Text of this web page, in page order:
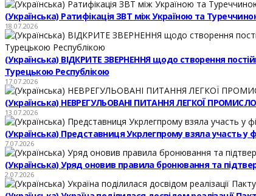
(Українська) Ратифікація ЗВТ між Україною та
18.07.2026
(Українська) ВІДКРИТЕ ЗВЕРНЕННЯ щодо створення
Турецькою Республікою
17.07.2026
(Українська) НЕВРЕГУЛЬОВАНІ ПИТАННЯ ЛЕГКОЇ
13.07.2026
(Українська) Представниця Укрлегпрому взяла участь у
7.07.2026
(Українська) Уряд оновив правила бронювання та
2.07.2026